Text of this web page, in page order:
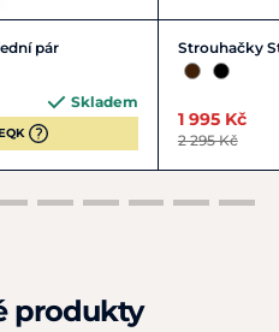
pár
Skladem
Strouhačky
1 995 Kč
2 295 Kč
produkty